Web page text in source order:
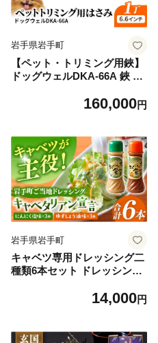
岩手県岩手町
【ペット・トリミング用鋏】
ドッグウェルDKA-66A 鋏 ハ
物 プロ はさみ 岩手県 岩手町
160,000円
岩手県岩手町
キャベツ専用ドレッシング二
種類6本セット ドレッシング
キャベツ セット キャベタリ
14,000円